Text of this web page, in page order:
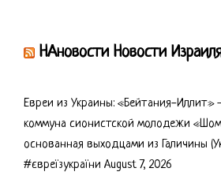
НАновости Новости
Евреи из Украины: «Бейтания-Иллит»
коммуна сионистской молодежи
основанная выходцами из Галичины
#євреїзукраїни August 7, 2026